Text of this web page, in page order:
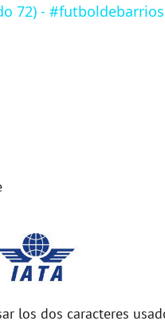
72) -
los dos caracteres